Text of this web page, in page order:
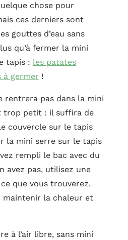
chose pour
ces derniers sont
gouttes d’eau sans
qu’à fermer la mini
tapis : les patates
à germer !
rentrera pas dans la mini
trop petit : il suffira de
couvercle sur le tapis
la mini serre sur le tapis
rempli le bac avec du
avez pas, utilisez une
que vous trouverez.
maintenir la chaleur et
à l’air libre, sans mini